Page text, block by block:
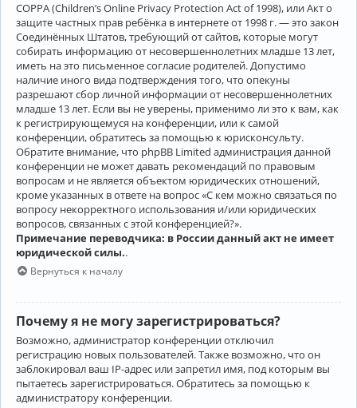
COPPA (Children’s Online Privacy Protection Act of 1998), или Акт о
защите частных прав ребёнка в интернете от 1998 г. — это закон
Соединённых Штатов, требующий от сайтов, которые могут
собирать информацию от несовершеннолетних младше 13 лет,
иметь на это письменное согласие родителей. Допустимо
наличие иного вида подтверждения того, что опекуны
разрешают сбор личной информации от несовершеннолетних
младше 13 лет. Если вы не уверены, применимо ли это к вам, как
к регистрирующемуся на конференции, или к самой
конференции, обратитесь за помощью к юрисконсульту.
Обратите внимание, что phpBB Limited администрация данной
конференции не может давать рекомендаций по правовым
вопросам и не является объектом юридических отношений,
кроме указанных в ответе на вопрос «С кем можно связаться по
вопросу некорректного использования и/или юридических
вопросов, связанных с этой конференцией?».
Примечание переводчика: в России данный акт не имеет
юридической силы..
Вернуться к началу
Почему я не могу зарегистрироваться?
Возможно, администратор конференции отключил
регистрацию новых пользователей. Также возможно, что он
заблокировал ваш IP-адрес или запретил имя, под которым вы
пытаетесь зарегистрироваться. Обратитесь за помощью к
администратору конференции.